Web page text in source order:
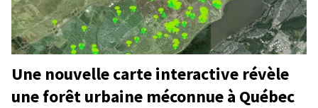
Une nouvelle carte interactive révèle
une forêt urbaine méconnue à Québec